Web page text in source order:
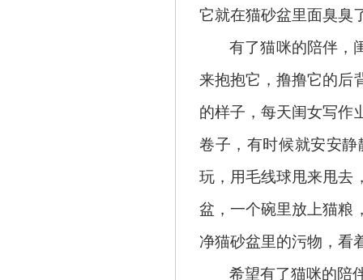
它就在猫砂盆里面臭臭
有了猫咪的陪伴，
来抱抱它，撸撸它的后
的样子，每天闺女写作
卷子，有时候就安安
玩，用毛线球甩来甩去
盆，一个碗里放上猫粮
净猫砂盆里的污物，看
希望有了猫咪的陪